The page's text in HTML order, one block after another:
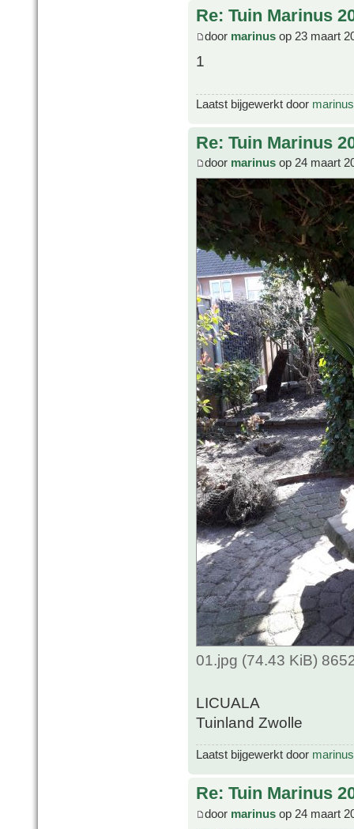
Re: Tuin Marinus
door marinus op 23 maart
1
Laatst bijgewerkt door marinus
Re: Tuin Marinus
door marinus op 24 maart
01.jpg (74.43 KiB)
LICUALA
Tuinland Zwolle
Laatst bijgewerkt door marinus
Re: Tuin Marinus
door marinus op 24 maart